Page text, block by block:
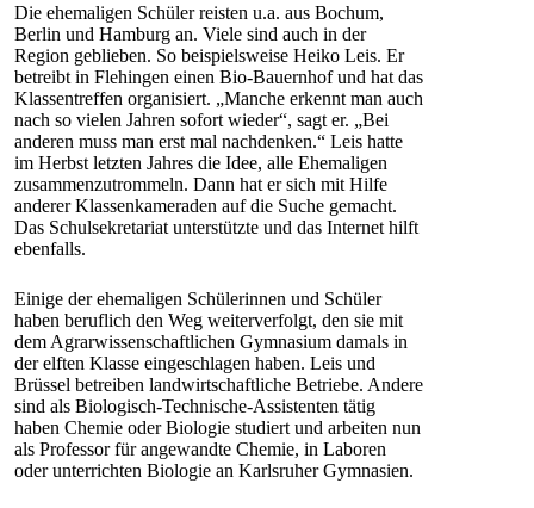
Die ehemaligen Schüler reisten u.a. aus Bochum,
Berlin und Hamburg an. Viele sind auch in der
Region geblieben. So beispielsweise Heiko Leis. Er
betreibt in Flehingen einen Bio-Bauernhof und hat das
Klassentreffen organisiert. „Manche erkennt man auch
nach so vielen Jahren sofort wieder“, sagt er. „Bei
anderen muss man erst mal nachdenken.“ Leis hatte
im Herbst letzten Jahres die Idee, alle Ehemaligen
zusammenzutrommeln. Dann hat er sich mit Hilfe
anderer Klassenkameraden auf die Suche gemacht.
Das Schulsekretariat unterstützte und das Internet hilft
ebenfalls.
Einige der ehemaligen Schülerinnen und Schüler
haben beruflich den Weg weiterverfolgt, den sie mit
dem Agrarwissenschaftlichen Gymnasium damals in
der elften Klasse eingeschlagen haben. Leis und
Brüssel betreiben landwirtschaftliche Betriebe. Andere
sind als Biologisch-Technische-Assistenten tätig
haben Chemie oder Biologie studiert und arbeiten nun
als Professor für angewandte Chemie, in Laboren
oder unterrichten Biologie an Karlsruher Gymnasien.